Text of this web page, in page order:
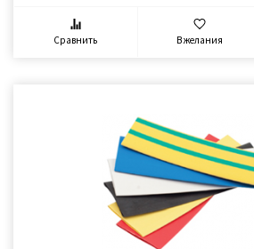
Сравнить В желания